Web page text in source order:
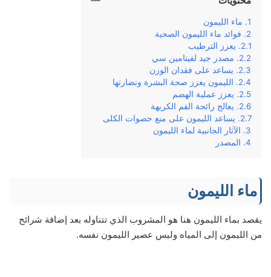
ماء الليمون
فوائد ماء الليمون الصحية
يعزز الترطيب
مصدر جيد لفيتامين سي
يساعد على فقدان الوزن
الليمون يعزز صحة البشرة ونضارتها
يعزز عملية الهضم
يعالج رائحة الفم الكريهة
يساعد الليمون على منع حصوات الكلى
الآثار الجانبية لماء الليمون
المصدر
ماء الليمون
يقصد بماء الليمون هنا هو المشروب الذي تتناوله بعد إضافة شرائح
من الليمون إلى المياه وليس عصير الليمون نفسه.